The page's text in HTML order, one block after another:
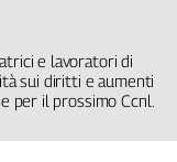
e lavoratori di
sui diritti e aumenti
per il prossimo Ccnl.